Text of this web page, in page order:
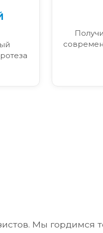
Мы гордимся